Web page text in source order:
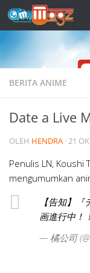
Skip to content
BERITA ANIME
Date a Live
OLEH HENDRA ·21
Penulis LN, Koushi
mengumumkan
【告知】
画進行中！
— 橘公司